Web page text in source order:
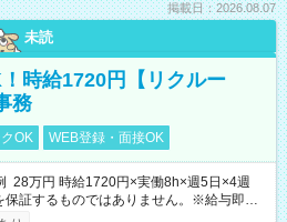
掲載日：2026.08.07
未読
時給1720円【リクルー
務
OK WEB登録・面接OK
万円 時給1720円×実働8h×週5日×4週
証するものではありません。※給与即受
利用条件有）